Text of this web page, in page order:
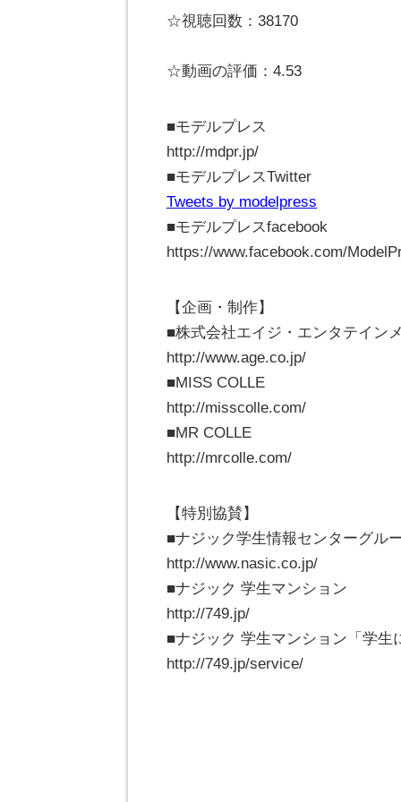
☆視聴回数：38170
☆動画の評価：4.53
■モデルプレス
http://mdpr.jp/
■モデルプレスTwitter
Tweets by modelpress
■モデルプレスfacebook
https://www.facebook.com/
【企画・制作】
■株式会社エイジ・エンタテイン
http://www.age.co.jp/
■MISS COLLE
http://misscolle.com/
■MR COLLE
http://mrcolle.com/
【特別協賛】
■ナジック学生情報センターグル
http://www.nasic.co.jp/
■ナジック 学生マンション
http://749.jp/
■ナジック 学生マンション「学生
http://749.jp/service/